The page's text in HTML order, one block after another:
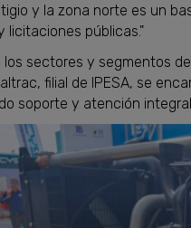
y la zona norte es un
licitaciones públicas."
los sectores y segmentos
filial de IPESA, se
soporte y atención integral.